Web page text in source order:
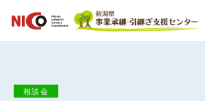
相談会